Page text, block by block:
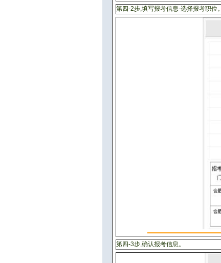
第四-2步,填写报考信息-选择报考职位。
第四-3步,确认报考信息。